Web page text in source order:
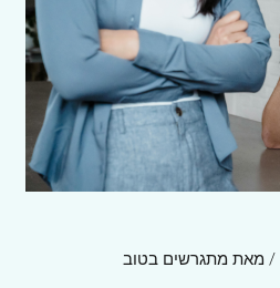
/ מאתמתגרשים בטוב